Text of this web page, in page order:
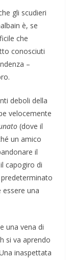
gli scudieri
è, se
che
conosciuti
–
deboli della
velocemente
(dove il
un amico
il
capogiro di
essere una
una vena di
si va aprendo
inaspettata